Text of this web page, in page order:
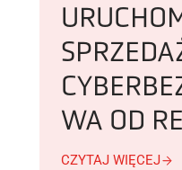
WA OD
CZYTAJ WIĘCEJ